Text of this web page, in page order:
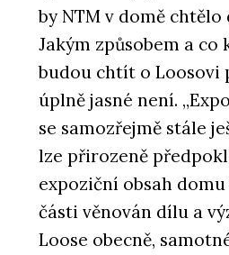
by NTM v domě
Jakým způsobem a co
budou chtít o Loosovi
úplně jasné není.
se samozřejmě stále
lze přirozeně
expoziční obsah
části věnován dílu a
Loose obecně,